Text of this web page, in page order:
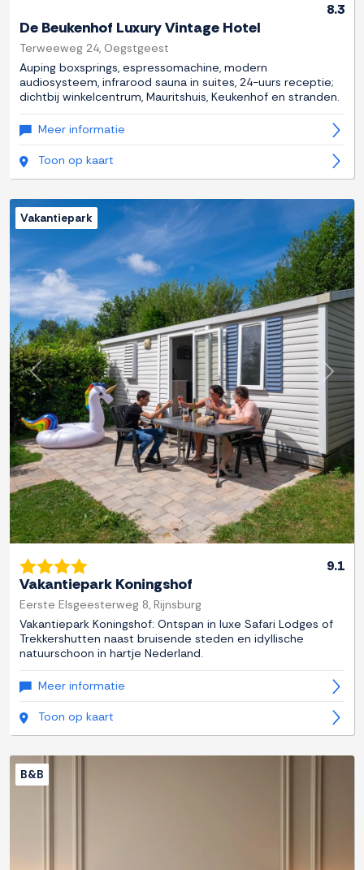
8.3
De Beukenhof Luxury Vintage Hotel
Terweeweg 24, Oegstgeest
Auping boxsprings, espressomachine, modern
audiosysteem, infrarood sauna in suites, 24-uurs receptie;
dichtbij winkelcentrum, Mauritshuis, Keukenhof en stranden.
Meer informatie
Toon op kaart
Previous Next
Vakantiepark
9.1
Vakantiepark Koningshof
Eerste Elsgeesterweg 8, Rijnsburg
Vakantiepark Koningshof: Ontspan in luxe Safari Lodges of
Trekkershutten naast bruisende steden en idyllische
natuurschoon in hartje Nederland.
Meer informatie
Toon op kaart
B&B